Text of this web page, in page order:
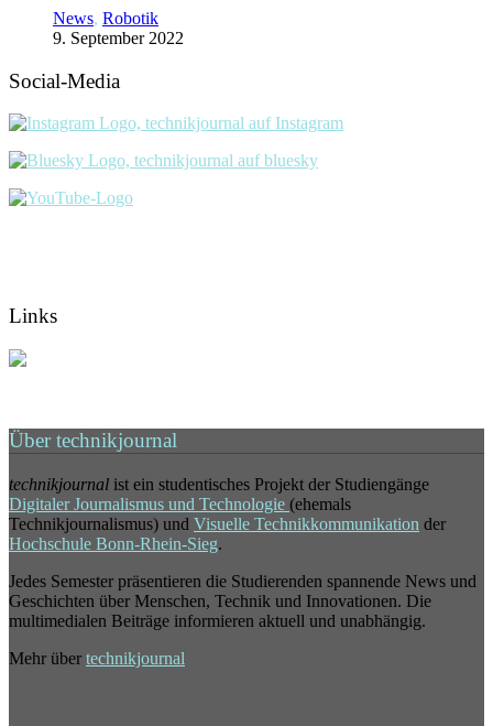
News, Robotik
9. September 2022
Social-Media
Links
Über technikjournal
technikjournal ist ein studentisches Projekt der Studiengänge
Digitaler Journalismus und Technologie (ehemals
Technikjournalismus) und Visuelle Technikkommunikation der
Hochschule Bonn-Rhein-Sieg.
Jedes Semester präsentieren die Studierenden spannende News und
Geschichten über Menschen, Technik und Innovationen. Die
multimedialen Beiträge informieren aktuell und unabhängig.
Mehr über technikjournal